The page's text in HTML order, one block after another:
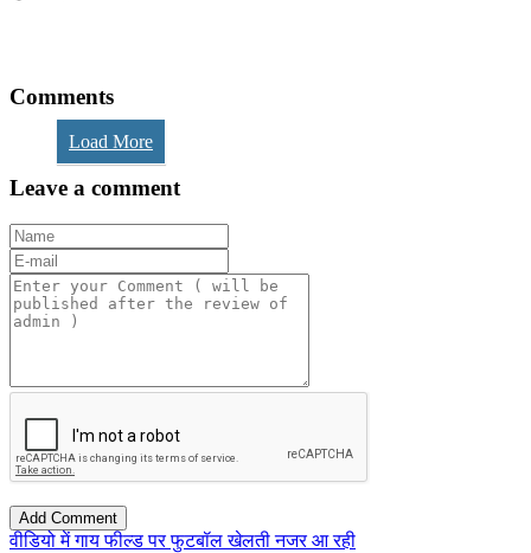
Comments
Load More
Leave a comment
वीडियो में गाय फील्ड पर फुटबॉल खेलती नजर आ रही